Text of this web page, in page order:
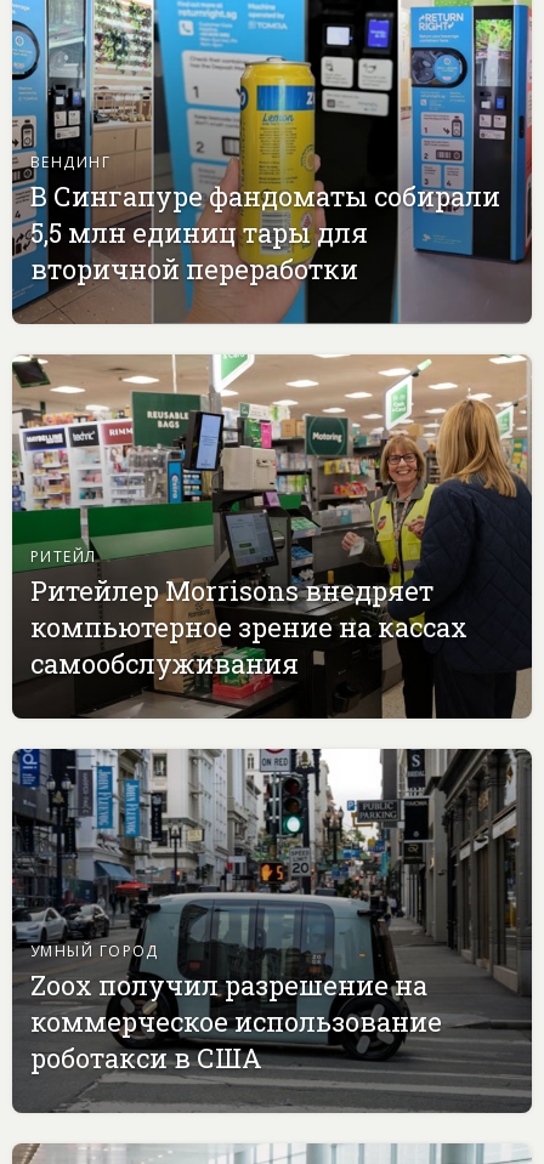
ВЕНДИНГ
В Сингапуре фандоматы собирали
5,5 млн единиц тары для
вторичной переработки
РИТЕЙЛ
Ритейлер Morrisons внедряет
компьютерное зрение на кассах
самообслуживания
УМНЫЙ ГОРОД
Zoox получил разрешение на
коммерческое использование
роботакси в США